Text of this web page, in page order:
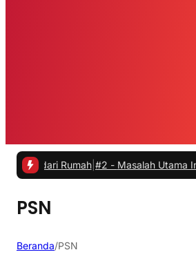
Rumah|#2 -Masalah Utama
PSN
Beranda/PSN